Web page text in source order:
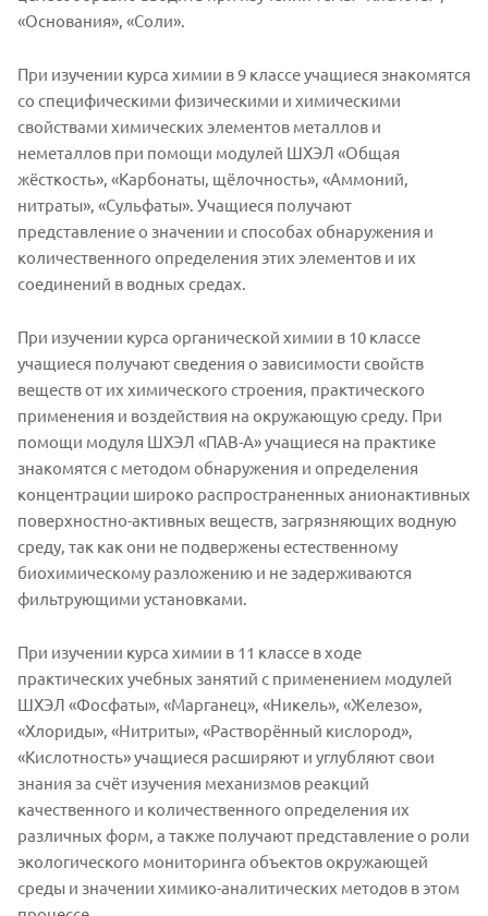
«Основания», «Соли».
При изучении курса химии в 9 классе учащиеся знакомятся
со специфическими физическими и химическими
свойствами химических элементов металлов и
неметаллов при помощи модулей ШХЭЛ «Общая
жёсткость», «Карбонаты, щёлочность», «Аммоний,
нитраты», «Сульфаты». Учащиеся получают
представление о значении и способах обнаружения и
количественного определения этих элементов и их
соединений в водных средах.
При изучении курса органической химии в 10 классе
учащиеся получают сведения о зависимости свойств
веществ от их химического строения, практического
применения и воздействия на окружающую среду. При
помощи модуля ШХЭЛ «ПАВ-А» учащиеся на практике
знакомятся с методом обнаружения и определения
концентрации широко распространенных анионактивных
поверхностно-активных веществ, загрязняющих водную
среду, так как они не подвержены естественному
биохимическому разложению и не задерживаются
фильтрующими установками.
При изучении курса химии в 11 классе в ходе
практических учебных занятий с применением модулей
ШХЭЛ «Фосфаты», «Марганец», «Никель», «Железо»,
«Хлориды», «Нитриты», «Растворённый кислород»,
«Кислотность» учащиеся расширяют и углубляют свои
знания за счёт изучения механизмов реакций
качественного и количественного определения их
различных форм, а также получают представление о роли
экологического мониторинга объектов окружающей
среды и значении химико-аналитических методов в этом